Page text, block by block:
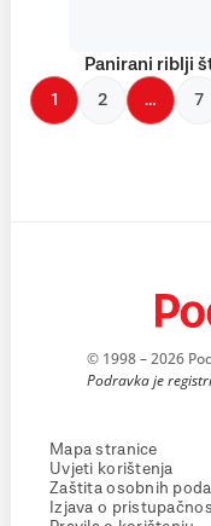
Panirani riblji
1 2 … 7
© 1998 – 2026
Podravka je
Mapa stranice
Uvjeti korištenja
Zaštita osobnih
Izjava o